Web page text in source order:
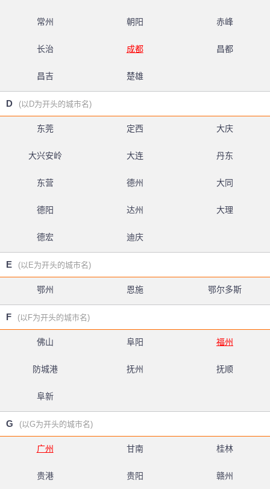
常州 朝阳 赤峰
长治 成都 昌都
昌吉 楚雄
D (以D为开头的城市名)
东莞 定西 大庆
大兴安岭 大连 丹东
东营 德州 大同
德阳 达州 大理
德宏 迪庆
E (以E为开头的城市名)
鄂州 恩施 鄂尔多斯
F (以F为开头的城市名)
佛山 阜阳 福州
防城港 抚州 抚顺
阜新
G (以G为开头的城市名)
广州 甘南 桂林
贵港 贵阳 赣州